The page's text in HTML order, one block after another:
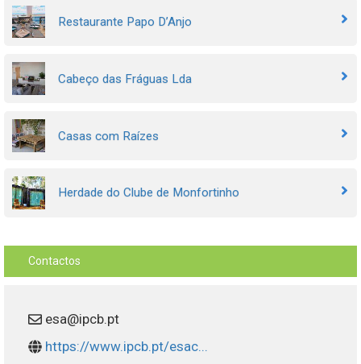
Restaurante Papo D’Anjo
Cabeço das Fráguas Lda
Casas com Raízes
Herdade do Clube de Monfortinho
Contactos
esa@ipcb.pt
https://www.ipcb.pt/esac...